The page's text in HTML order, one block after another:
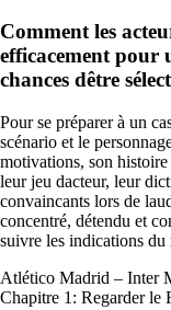
Comment les
efficacement pour
chances dêtre
Pour se préparer à un
scénario et le
motivations, son
leur jeu dacteur, leur
convaincants lors de
concentré, détendu et
suivre les indications du
Atlético Madrid – Inter
Chapitre 1: Regarder le